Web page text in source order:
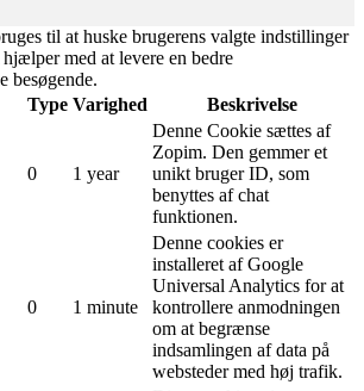
til at huske brugerens valgte indstillinger
med at levere en bedre
besøgende.
Type Varighed Beskrivelse
0 1 year
Denne Cookie sættes af
Zopim. Den gemmer et
unikt bruger ID, som
benyttes af chat
funktionen.
0 1 minute
Denne cookies er
installeret af Google
Universal Analytics for at
kontrollere anmodningen
om at begrænse
indsamlingen af ​​data på
websteder med høj trafik.